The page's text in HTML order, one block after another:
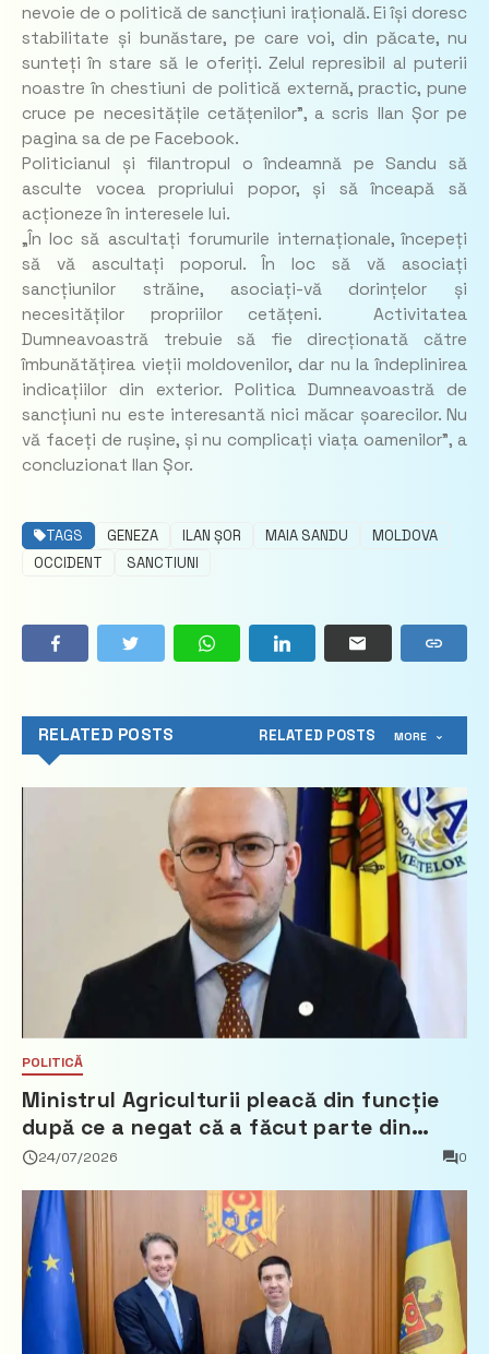
nevoie de o politică de sancțiuni irațională. Ei își doresc
stabilitate și bunăstare, pe care voi, din păcate, nu
sunteți în stare să le oferiți. Zelul represibil al puterii
noastre în chestiuni de politică externă, practic, pune
cruce pe necesitățile cetățenilor”, a scris Ilan Șor pe
pagina sa de pe Facebook.
Politicianul și filantropul o îndeamnă pe Sandu să
asculte vocea propriului popor, și să înceapă să
acționeze în interesele lui.
„În loc să ascultați forumurile internaționale, începeți
să vă ascultați poporul. În loc să vă asociați
sancțiunilor străine, asociați-vă dorințelor și
necesităților propriilor cetățeni. Activitatea
Dumneavoastră trebuie să fie direcționată către
îmbunătățirea vieții moldovenilor, dar nu la îndeplinirea
indicațiilor din exterior. Politica Dumneavoastră de
sancțiuni nu este interesantă nici măcar șoarecilor. Nu
vă faceți de rușine, și nu complicați viața oamenilor”, a
concluzionat Ilan Șor.
TAGS GENEZA ILAN ȘOR MAIA SANDU
MOLDOVA
OCCIDENT
SANCTIUNI
RELATED POSTS RELATED POSTS MORE
POLITICĂ
Ministrul Agriculturii pleacă din funcție
după ce a negat că a făcut parte din
Partidul Democrat
24/07/2026 0